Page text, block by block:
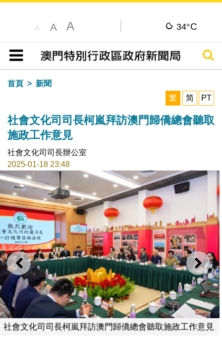
A A A 34°C
目錄
搜尋
首頁
新聞
繁
简 PT
社會文化司司長柯嵐拜訪澳門歸僑總會聽取
施政工作意見
社會文化司司長辦公室
2025-01-18 23:48
上一則 下一
社會文化司司長柯嵐拜訪澳門歸僑總會聽取施政工作意見